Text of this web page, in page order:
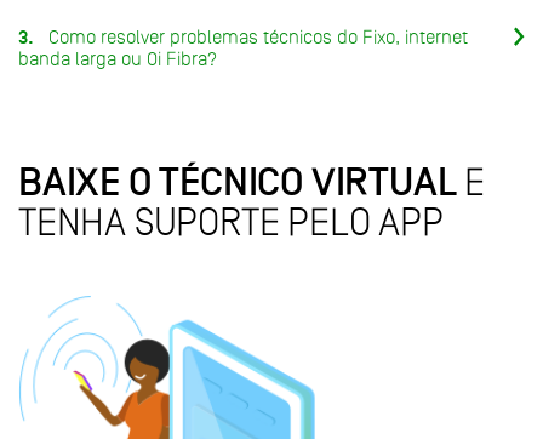
3.
Como resolver problemas técnicos do Fixo, internet
banda larga ou Oi Fibra?
BAIXE O TÉCNICO VIRTUALE
TENHA SUPORTE PELO APP